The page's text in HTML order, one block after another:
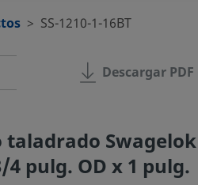
SS-1210-1-16BT
Descargar PDF
taladrado Swagelok
pulg. OD x 1 pulg.